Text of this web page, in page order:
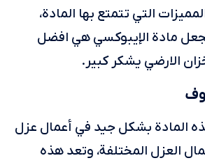
التي تتمتع بها المادة،
مادة الإيبوكسي هي افضل
الارضي يشكر كبير.
المادة بشكل جيد في أعمال عزل
العزل المختلفة، وتعد هذه